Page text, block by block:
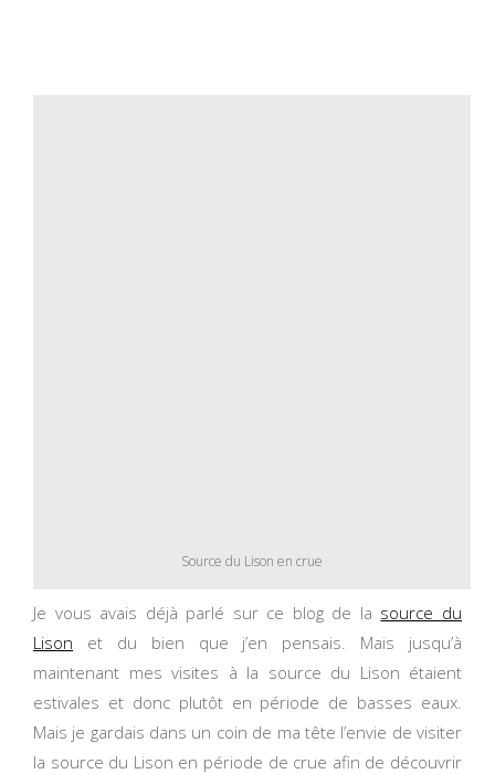
Source du Lison en crue
Je vous avais déjà parlé sur ce blog de la source du
Lison et du bien que j’en pensais. Mais jusqu’à
maintenant mes visites à la source du Lison étaient
estivales et donc plutôt en période de basses eaux.
Mais je gardais dans un coin de ma tête l’envie de visiter
la source du Lison en période de crue afin de découvrir